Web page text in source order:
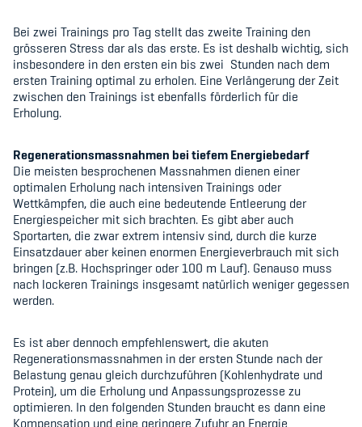
Bei zwei Trainings pro Tag stellt das zweite Training den
grösseren Stress dar als das erste. Es ist deshalb wichtig, sich
insbesondere in den ersten ein bis zwei Stunden nach dem
ersten Training optimal zu erholen. Eine Verlängerung der Zeit
zwischen den Trainings ist ebenfalls förderlich für die
Erholung.
Regenerationsmassnahmen bei tiefem Energiebedarf
Die meisten besprochenen Massnahmen dienen einer
optimalen Erholung nach intensiven Trainings oder
Wettkämpfen, die auch eine bedeutende Entleerung der
Energiespeicher mit sich brachten. Es gibt aber auch
Sportarten, die zwar extrem intensiv sind, durch die kurze
Einsatzdauer aber keinen enormen Energieverbrauch mit sich
bringen (z.B. Hochspringer oder 100 m Lauf). Genauso muss
nach lockeren Trainings insgesamt natürlich weniger gegessen
werden.
Es ist aber dennoch empfehlenswert, die akuten
Regenerationsmassnahmen in der ersten Stunde nach der
Belastung genau gleich durchzuführen (Kohlenhydrate und
Protein), um die Erholung und Anpassungsprozesse zu
optimieren. In den folgenden Stunden braucht es dann eine
Kompensation und eine geringere Zufuhr an Energie